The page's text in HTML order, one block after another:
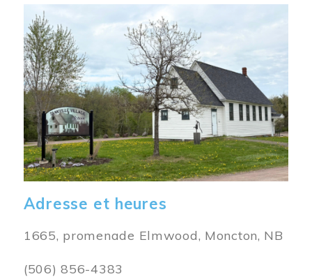
Image
Adresse et heures
1665, promenade Elmwood, Moncton, NB
(506) 856-4383